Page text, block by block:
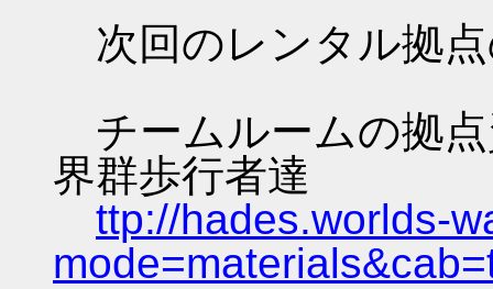
次回のレンタル拠
チームルームの拠
界群歩行者達
ttp://hades.worlds-